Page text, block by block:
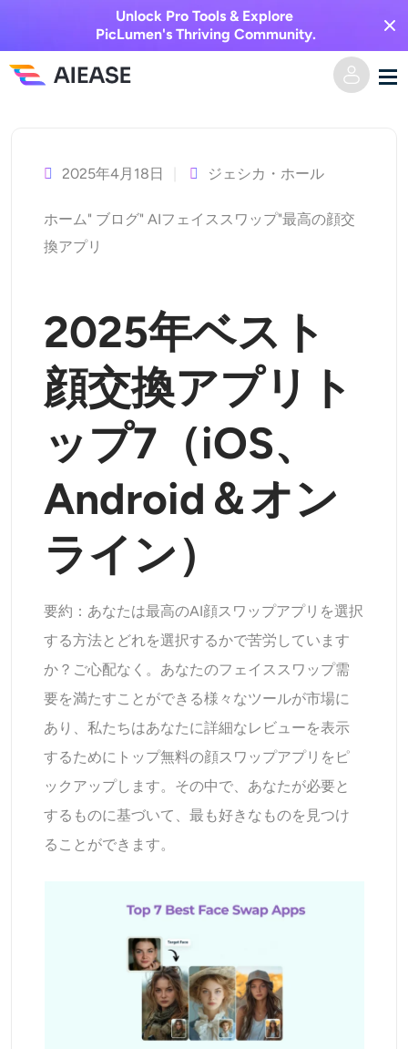
Unlock Pro Tools & Explore
PicLumen's Thriving Community.
AI動画
テキストからビデオへ
ビデオエフェクト
AIキスジェネレーター
AIハグジェネレーター
AIダンスジェネレーター
Seedance 2.0 Kling 2.6 Motion Control
Sora 2.0 Kling 2.6 Pro
Wan 2.5
動画エフェクト
画像から画像へ
テキストから画像へ
サポートされている AI モデル
Seedream 5.0 Pro Nano Banana Pro
AIツール
写真編集＆クリエイター
フォトエンハンサー
オブジェクトリムーバー
透かしリムーバー
AIの背景
AIエクステンダー
AIリプレイサー
ヘアスタイルチェンジャー
衣類チェンジャー
プライシング
2025年4月18日 ジェシカ・ホール
ホーム" ブログ"AIフェイススワップ"最高の顔交
換アプリ
2025年ベスト
顔交換アプリト
ップ7（iOS、
Android＆オン
ライン）
要約：あなたは最高のAI顔スワップアプリを選択
する方法とどれを選択するかで苦労しています
か？ご心配なく。あなたのフェイススワップ需
要を満たすことができる様々なツールが市場に
あり、私たちはあなたに詳細なレビューを表示
するためにトップ無料の顔スワップアプリをピ
ックアップします。その中で、あなたが必要と
するものに基づいて、最も好きなものを見つけ
ることができます。